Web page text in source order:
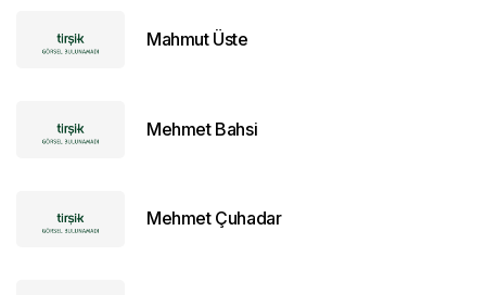
Mahmut Üste
Mehmet Bahsi
Mehmet Çuhadar